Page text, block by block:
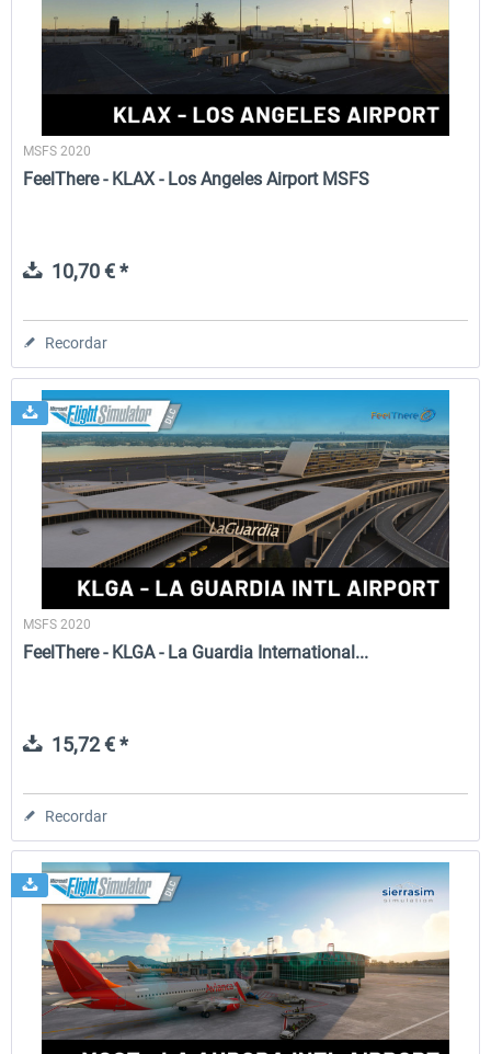
MSFS 2020
FeelThere - KLAX - Los Angeles Airport MSFS
10,70 € *
Recordar
MSFS 2020
FeelThere - KLGA - La Guardia International...
15,72 € *
Recordar